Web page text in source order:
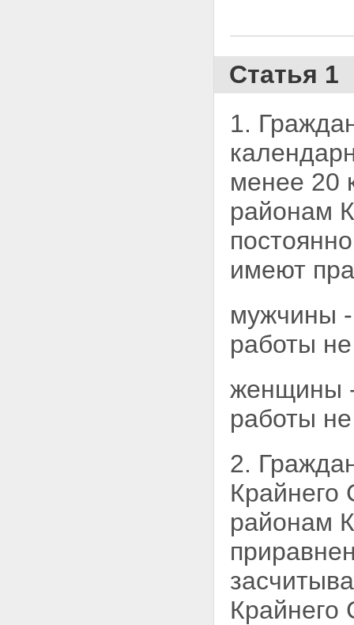
Статья 1
1.
менее 20
районам
имеют
мужчины
работы
женщины
работы
2.
районам
Крайнего